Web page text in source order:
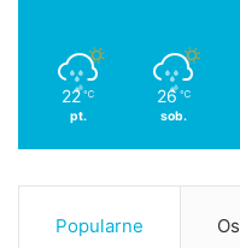
22 ℃
pt.
26 ℃
sob.
Popularne